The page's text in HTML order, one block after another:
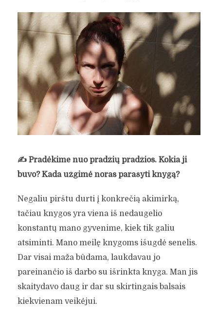
✍️ Pradėkime nuo pradžių pradžios. Kokia ji
buvo? Kada užgimė noras parašyti knygą?
Negaliu pirštu durti į konkrečią akimirką,
tačiau knygos yra viena iš nedaugelio
konstantų mano gyvenime, kiek tik galiu
atsiminti. Mano meilę knygoms išugdė senelis.
Dar visai maža būdama, laukdavau jo
pareinančio iš darbo su išrinkta knyga. Man jis
skaitydavo daug ir dar su skirtingais balsais
kiekvienam veikėjui.